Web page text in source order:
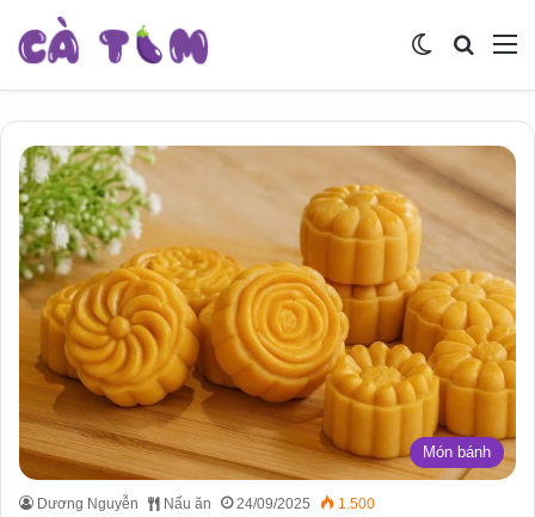
Tìm
Switch skin
Món bánh
Dương Nguyễn Nấu ăn 24/09/2025 1.500